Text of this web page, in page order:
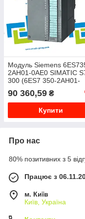
Модуль Siemens
2AH01-0AE0 SIMATIC
300 (6ES7 350-2AH01-
0AE0,
6ES73502AH010AE0)
90 360,59 ₴
Купити
Про нас
80% позитивних з 5
Працює з
м. Київ
Київ, Україна